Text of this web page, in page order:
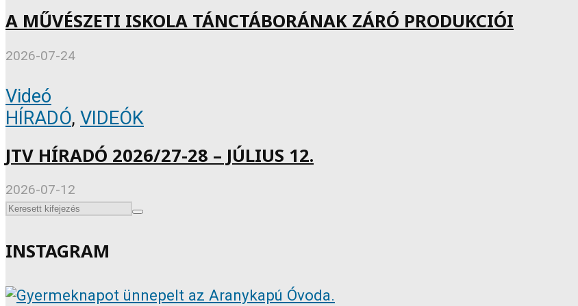
A MŰVÉSZETI ISKOLA TÁNCTÁBORÁNAK ZÁRÓ PRODUKCIÓI
2026-07-24
Videó
HÍRADÓ, VIDEÓK
JTV HÍRADÓ 2026/27-28 – JÚLIUS 12.
2026-07-12
INSTAGRAM